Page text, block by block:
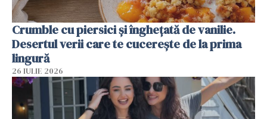
Crumble cu piersici și înghețată de vanilie.
Desertul verii care te cucerește de la prima
lingură
26 IULIE 2026